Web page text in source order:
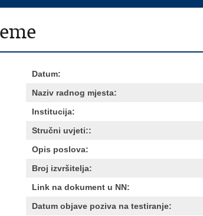
Datum:
Naziv radnog mjesta:
Institucija:
Stručni uvjeti::
Opis poslova:
Broj izvršitelja:
Link na dokument u NN:
Datum objave poziva na testiranje: